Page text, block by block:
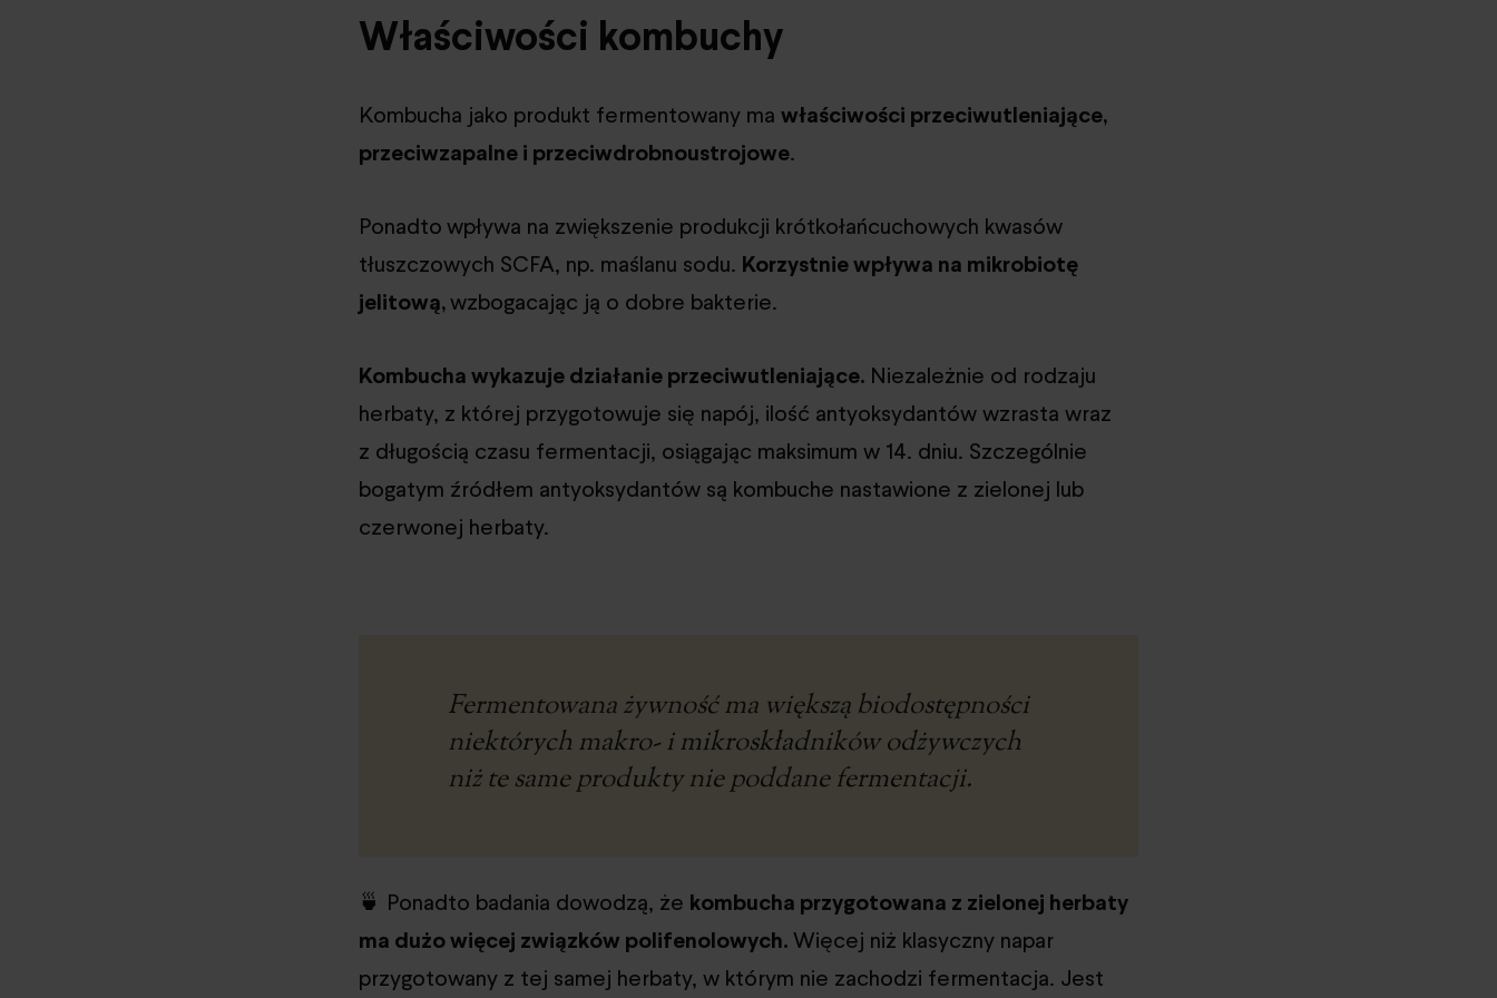
Właściwości kombuchy
Kombucha jako produkt fermentowany ma właściwości przeciwutleniające,
przeciwzapalne i przeciwdrobnoustrojowe.
Ponadtowpływa na zwiększenie produkcji krótkołańcuchowych kwasów
tłuszczowych SCFA, np. maślanu sodu. Korzystnie wpływa na mikrobiotę
jelitową,wzbogacając ją o dobre bakterie.
Kombucha wykazuje działanie przeciwutleniające. Niezależnie od rodzaju
herbaty, z której przygotowuje się napój, ilość antyoksydantów wzrasta wraz
z długością czasu fermentacji, osiągając maksimum w 14. dniu. Szczególnie
bogatym źródłem antyoksydantów są kombuche nastawione z zielonej lub
czerwonej herbaty.
Fermentowana żywność ma większą biodostępności
niektórych makro- i mikroskładników odżywczych
niż te same produkty nie poddane fermentacji.
🍵 Ponadto badania dowodzą, że kombucha przygotowana z zielonej herbaty
ma dużo więcej związków polifenolowych.Więcej niż klasyczny napar
przygotowany z tej samej herbaty, w którym nie zachodzi fermentacja. Jest